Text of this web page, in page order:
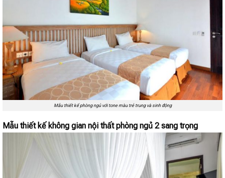
Mẫu thiết kế phòng ngủ với tone màu trẻ trung và sinh động
Mẫu thiết kế không gian nội thất phòng ngủ 2 sang trọng